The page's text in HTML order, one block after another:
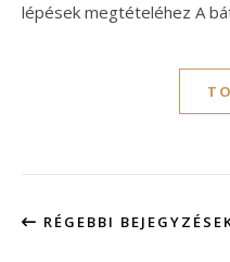
lépések megtételéhez A
RÉGEBBI